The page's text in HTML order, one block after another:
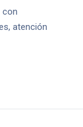
con
atención